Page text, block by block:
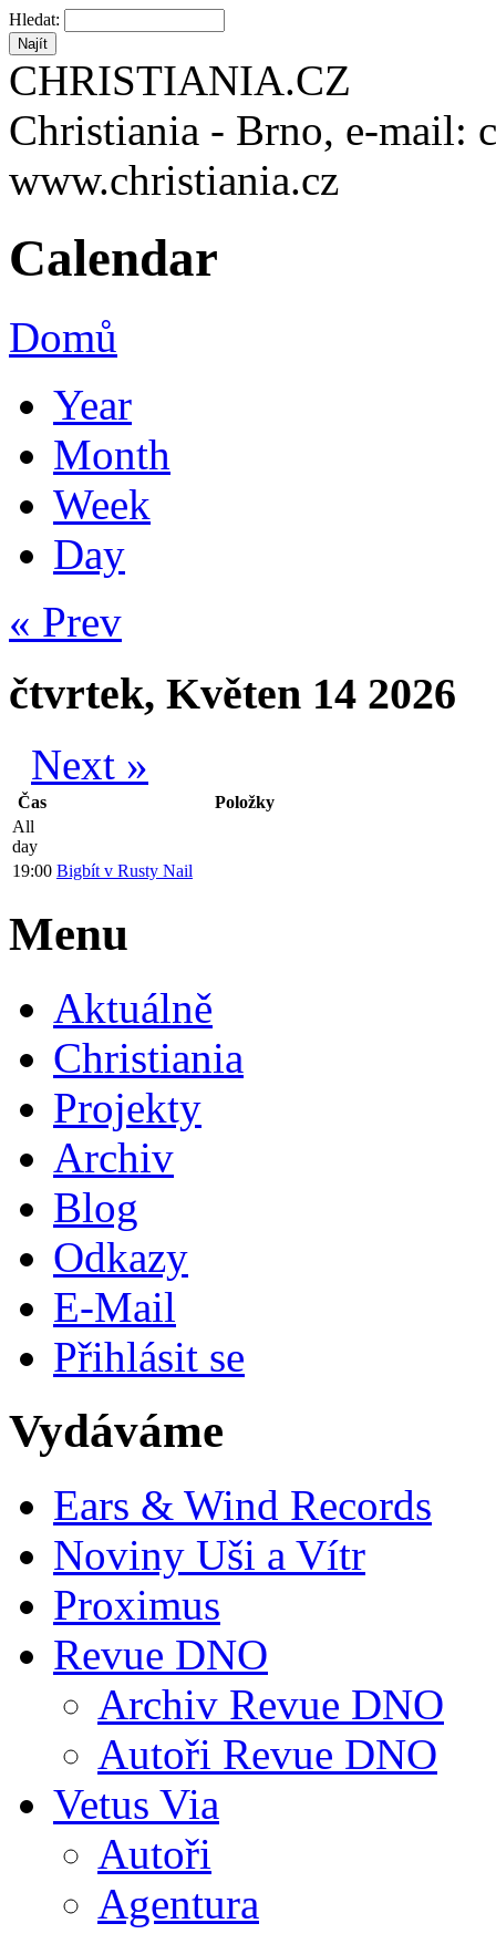
Hledat:
CHRISTIANIA.CZ
Christiania - Brno, e-mail:
www.christiania.cz
Calendar
Domů
Year
Month
Week
Day
« Prev
čtvrtek, Květen 14 2026
Next »
Čas
Položky
All
day
19:00 Bigbít v Rusty Nail
Menu
Aktuálně
Christiania
Projekty
Archiv
Blog
Odkazy
E-Mail
Přihlásit se
Vydáváme
Ears & Wind Records
Noviny Uši a Vítr
Proximus
Revue DNO
Archiv Revue DNO
Autoři Revue DNO
Vetus Via
Autoři
Agentura